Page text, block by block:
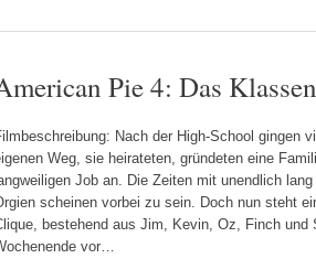
Pie 4: Das
Nach der High-School gingen
Weg, sie heirateten, gründeten eine
Job an. Die Zeiten mit unendlich
scheinen vorbei zu sein. Doch nun steht
bestehend aus Jim, Kevin, Oz, Finch und
vor…